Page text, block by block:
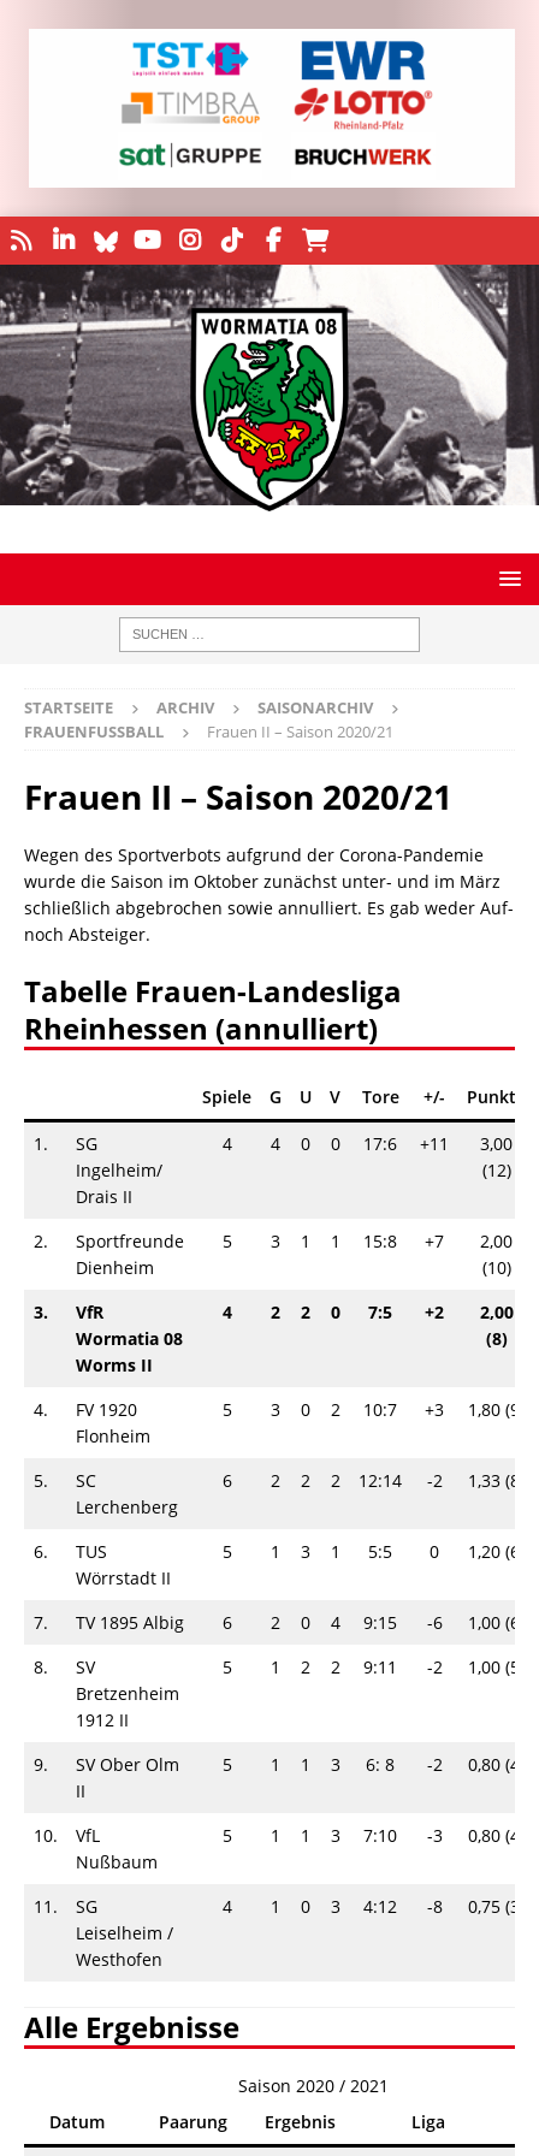
STARTSEITE ARCHIV
SAISONARCHIV
FRAUENFUSSBALL
Frauen II – Saison 2020/21
Frauen II – Saison 2020/21
Wegen des Sportverbots aufgrund der Corona-Pandemie
wurde die Saison im Oktober zunächst unter- und im März
schließlich abgebrochen sowie annulliert. Es gab weder Auf-
noch Absteiger.
Tabelle Frauen-Landesliga
Rheinhessen (annulliert)
Spiele G U V Tore +/- Punkte
1.
SG
Ingelheim/​
Drais II
4 4 0 0 17:6 +11
3,00
(12)
2.
Sportfreunde
Dienheim
5 3 1 1 15:8 +7
2,00
(10)
3.
VfR
Wormatia 08
Worms II
4 2 2 0 7:5 +2
2,00
(8)
4.
FV 1920
Flonheim
5 3 0 2 10:7 +3 1,80 (9)
5.
SC
Lerchenberg
6 2 2 2 12:14 -2 1,33 (8)
6.
TUS
Wörrstadt II
5 1 3 1 5:5 0 1,20 (6)
7. TV 1895 Albig 6 2 0 4 9:15 -6
1,00 (6)
8.
SV
Bretzenheim
1912 II
5 1 2 2 9:11 -2 1,00 (5)
9.
SV Ober Olm
II
5 1 1 3 6: 8 -2 0,80 (4)
10.
VfL
Nußbaum
5 1 1 3 7:10 -3 0,80 (4)
11.
SG
Leiselheim /​
Westhofen
4 1 0 3 4:12 -8 0,75 (3)
Alle Ergebnisse
Saison 2020 / 2021
Datum
Paarung Ergebnis Liga